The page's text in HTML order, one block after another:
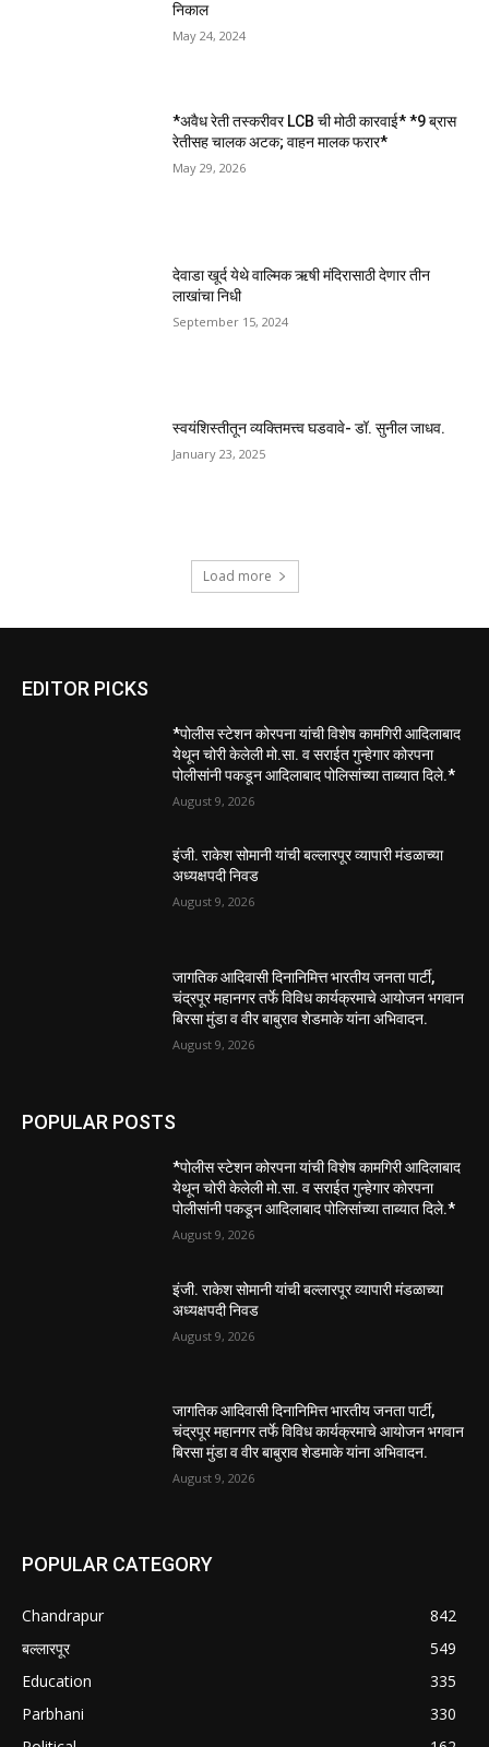
निकाल
May 24, 2024
*अवैध रेती तस्करीवर LCB ची मोठी कारवाई* *9 ब्रास
रेतीसह चालक अटक; वाहन मालक फरार*
May 29, 2026
देवाडा खूर्द येथे वाल्मिक ऋषी मंदिरासाठी देणार तीन
लाखांचा निधी
September 15, 2024
स्वयंशिस्तीतून व्यक्तिमत्त्व घडवावे- डॉ. सुनील जाधव.
January 23, 2025
Load more
EDITOR PICKS
*पोलीस स्टेशन कोरपना यांची विशेष कामगिरी आदिलाबाद
येथून चोरी केलेली मो.सा. व सराईत गुन्हेगार कोरपना
पोलीसांनी पकडून आदिलाबाद पोलिसांच्या ताब्यात दिले.*
August 9, 2026
इंजी. राकेश सोमानी यांची बल्लारपूर व्यापारी मंडळाच्या
अध्यक्षपदी निवड
August 9, 2026
जागतिक आदिवासी दिनानिमित्त भारतीय जनता पार्टी,
चंद्रपूर महानगर तर्फे विविध कार्यक्रमाचे आयोजन भगवान
बिरसा मुंडा व वीर बाबुराव शेडमाके यांना अभिवादन.
August 9, 2026
POPULAR POSTS
*पोलीस स्टेशन कोरपना यांची विशेष कामगिरी आदिलाबाद
येथून चोरी केलेली मो.सा. व सराईत गुन्हेगार कोरपना
पोलीसांनी पकडून आदिलाबाद पोलिसांच्या ताब्यात दिले.*
August 9, 2026
इंजी. राकेश सोमानी यांची बल्लारपूर व्यापारी मंडळाच्या
अध्यक्षपदी निवड
August 9, 2026
जागतिक आदिवासी दिनानिमित्त भारतीय जनता पार्टी,
चंद्रपूर महानगर तर्फे विविध कार्यक्रमाचे आयोजन भगवान
बिरसा मुंडा व वीर बाबुराव शेडमाके यांना अभिवादन.
August 9, 2026
POPULAR CATEGORY
Chandrapur
842
बल्लारपूर
549
Education
335
Parbhani
330